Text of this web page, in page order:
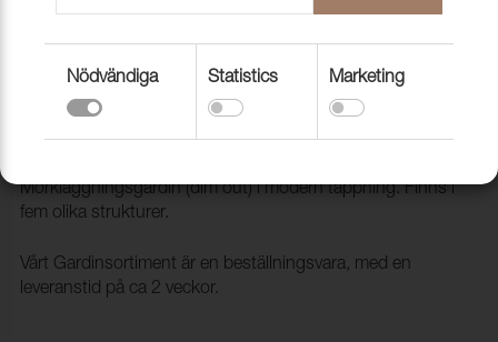
Gardin Dawn Reverie 36 Shale,
152cm
4770035
Mörkläggningsgardin (dim out) i modern tappning. Finns i
fem olika strukturer.
Vårt Gardinsortiment är en beställningsvara, med en
leveranstid på ca 2 veckor.
Nödvändiga Statistics Marketing